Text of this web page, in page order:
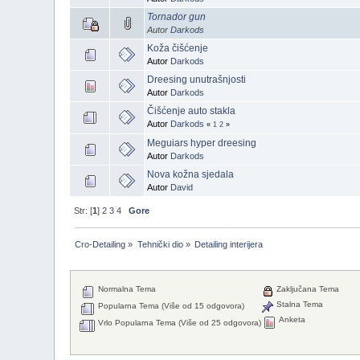
Tornador gun
AutorDarkods
Koža čišćenje
Autor Darkods
Dreesing unutrašnjosti
Autor Darkods
Čišćenje auto stakla
Autor Darkods « 1 2 »
Meguiars hyper dreesing
Autor Darkods
Nova kožna sjedala
Autor David
Str: [1]2 3 4 Gore
Cro-Detailing » Tehnički dio» Detailing interijera
Normalna Tema
Popularna Tema (Više od 15 odgovora)
Vrlo Popularna Tema (Više od 25 odgovora)
Zaključana Tema
Stalna Tema
Anketa